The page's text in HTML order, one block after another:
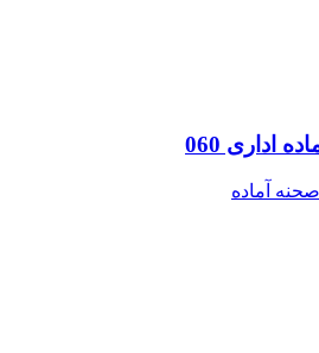
060
صحنه آماده